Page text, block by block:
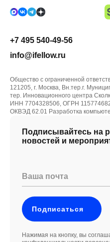
Подписывайтесь на
новостей и
Ваша почта
Подписаться
Нажимая на кнопку, вы
+7 495 540-49-56
info@ifellow.ru
Общество с ограниченной
121205, г. Москва, Вн.тер.г.
тер. Инновационного центра
ИНН 7704328506, ОГРН
ОКВЭД 62.01 Разработка